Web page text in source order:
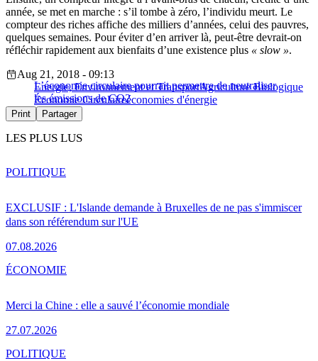
année, se met en marche : s’il tombe à zéro, l’individu meurt. Le
compteur des riches affiche des milliers d’années, celui des pauvres,
quelques semaines. Pour éviter d’en arriver là, peut-être devrait-on
réfléchir rapidement aux bienfaits d’une existence plus « slow ».
L’économie circulaire pourrait permettre de neutraliser
les émissions de CO2
Aug 21, 2018 - 09:13
Energie, Environnement et TransportAgriculture Biologique
Économie Circulaireéconomies d'énergie
Print Partager
LES PLUS LUS
EXCLUSIF : L'Islande demande à Bruxelles de ne pas s'immiscer
dans son référendum sur l'UE
07.08.2026
POLITIQUE
Merci la Chine : elle a sauvé l’économie mondiale
27.07.2026
ÉCONOMIE
POLITIQUE